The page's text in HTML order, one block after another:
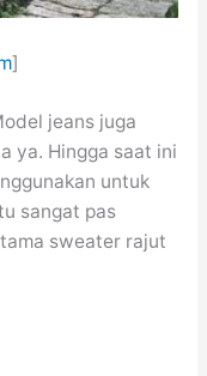
]
jeans juga
ya. Hingga saat ini
untuk
sangat pas
sweater rajut